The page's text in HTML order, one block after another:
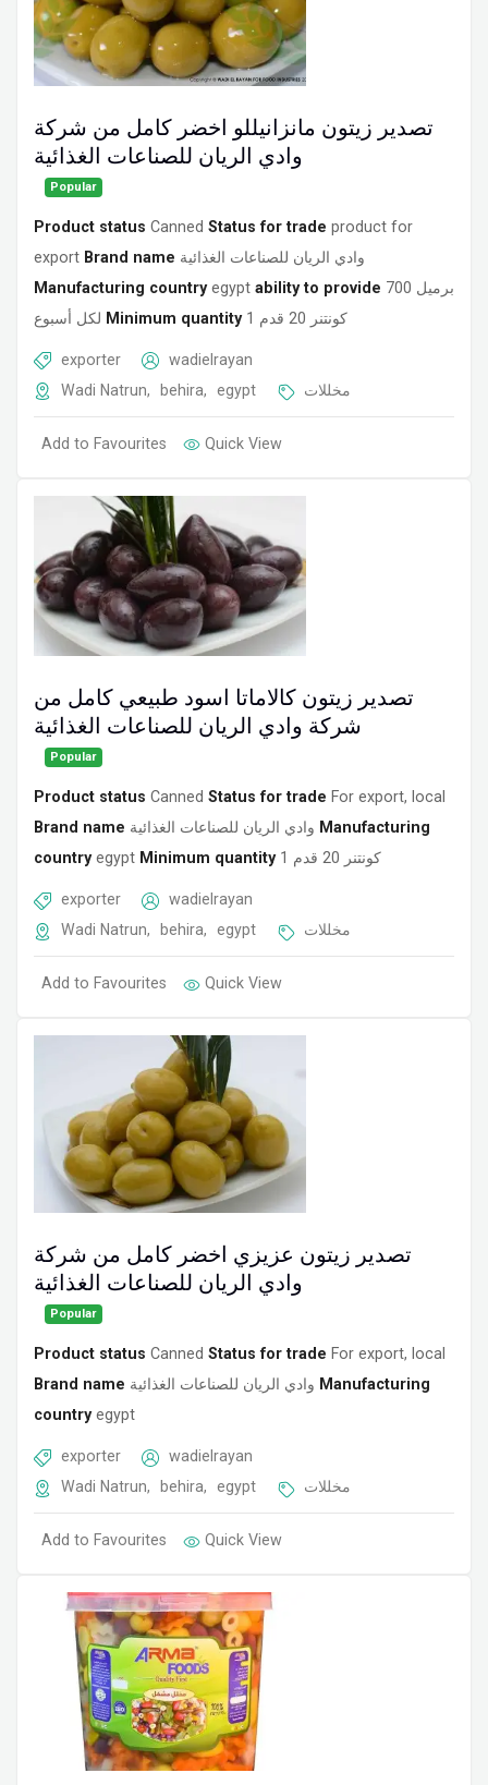
تصدير زيتون مانزانيللو اخضر كامل من شركة
وادي الريان للصناعات الغذائية
Popular
Product status Canned Status for trade product for
export Brand name وادي الريان للصناعات الغذائية
Manufacturing country egypt ability to provide 700 برميل
لكل أسبوع Minimum quantity 1 كونتنر 20 قدم
exporter
wadielrayan
Wadi Natrun, behira, egypt مخللات
Add to Favourites Quick View
تصدير زيتون كالاماتا اسود طبيعي كامل من
شركة وادي الريان للصناعات الغذائية
Popular
Product status Canned Status for trade For export, local
Brand name وادي الريان للصناعات الغذائية Manufacturing
country egypt Minimum quantity 1 كونتنر 20 قدم
exporter
wadielrayan
Wadi Natrun, behira, egypt مخللات
Add to Favourites Quick View
تصدير زيتون عزيزي اخضر كامل من شركة
وادي الريان للصناعات الغذائية
Popular
Product status Canned Status for trade For export, local
Brand name وادي الريان للصناعات الغذائية Manufacturing
country egypt
exporter
wadielrayan
Wadi Natrun, behira, egypt مخللات
Add to Favourites Quick View